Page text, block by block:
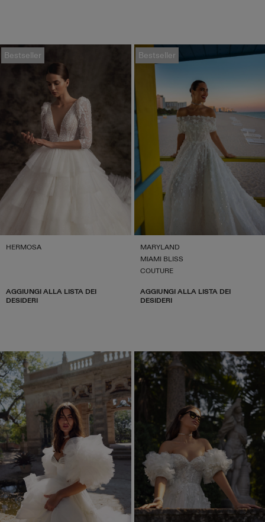
Bestseller
HERMOSA
AGGIUNGI ALLA LISTA DEI
DESIDERI
Bestseller
MARYLAND
MIAMI BLISS
COUTURE
AGGIUNGI ALLA LISTA DEI
DESIDERI